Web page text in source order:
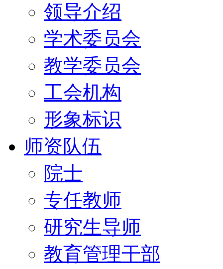
领导介绍
学术委员会
教学委员会
工会机构
形象标识
师资队伍
院士
专任教师
研究生导师
教育管理干部